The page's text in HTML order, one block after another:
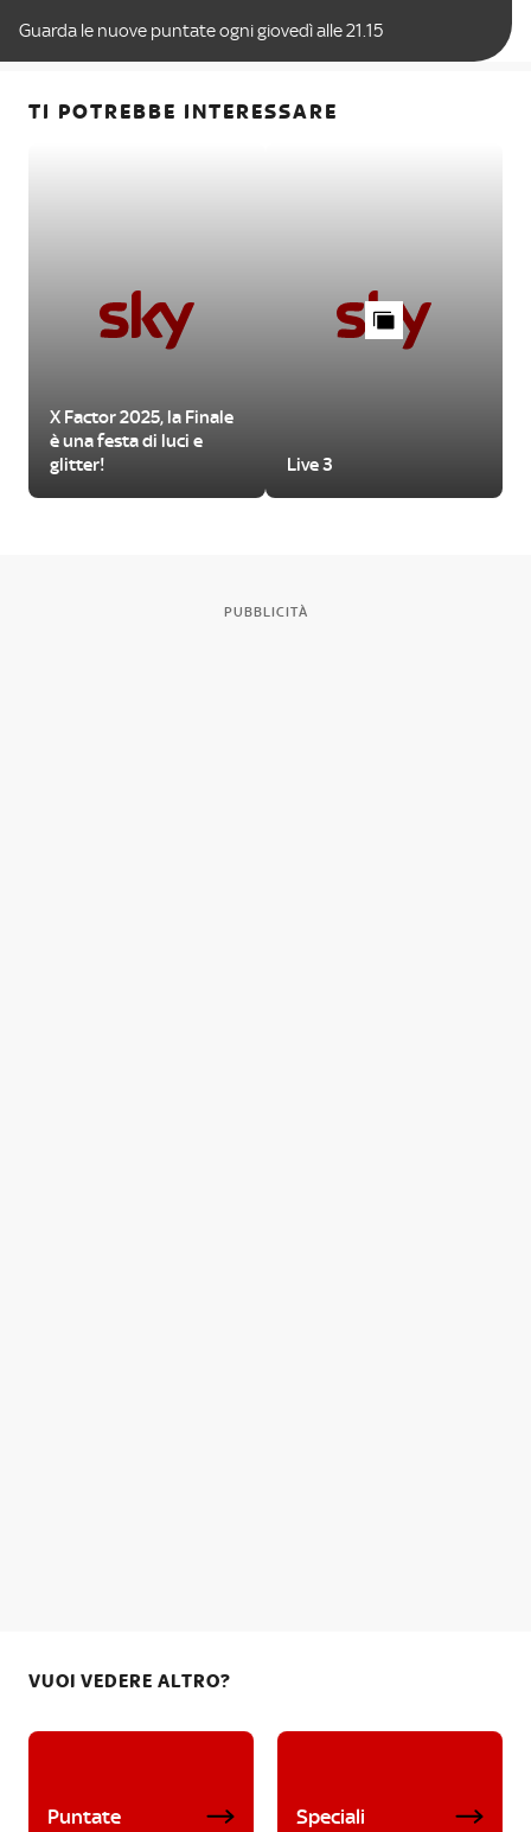
Guarda le nuove puntate ogni giovedì alle 21.15
TI POTREBBE INTERESSARE
X Factor 2025, la Finale
è una festa di luci e
glitter!
Live 3
PUBBLICITÀ
VUOI VEDERE ALTRO?
Puntate Speciali